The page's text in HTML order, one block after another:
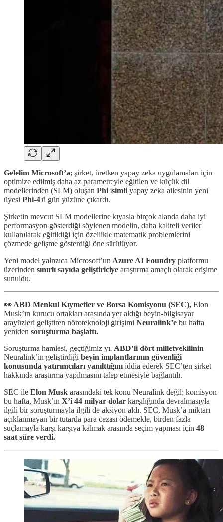
Gelelim Microsoft’a; şirket, üretken yapay zeka uygulamaları için
optimize edilmiş daha az parametreyle eğitilen ve küçük dil
modellerinden (SLM) oluşan Phi isimli yapay zeka ailesinin yeni
üyesi Phi-4'ü gün yüzüne çıkardı.
Şirketin mevcut SLM modellerine kıyasla birçok alanda daha iyi
performasyon gösterdiği söylenen modelin, daha kaliteli veriler
kullanılarak eğitildiği için özellikle matematik problemlerini
çözmede gelişme gösterdiği öne sürülüyor.
Yeni model yalnzıca Microsoft’un Azure AI Foundry platformu
üzerinden sınırlı sayıda geliştiriciye araştırma amaçlı olarak erişime
sunuldu.
👀 ABD Menkul Kıymetler ve Borsa Komisyonu (SEC), Elon
Musk’ın kurucu ortakları arasında yer aldığı beyin-bilgisayar
arayüzleri geliştiren nöroteknoloji girişimi Neuralink’e bu hafta
yeniden soruşturma başlattı.
Soruşturma hamlesi, geçtiğimiz yıl ABD’li dört milletvekilinin
Neuralink’in geliştirdiği beyin implantlarının güvenliği
konusunda yatırımcıları yanılttığını iddia ederek SEC’ten şirket
hakkında araştırma yapılmasını talep etmesiyle bağlantılı.
SEC ile Elon Musk arasındaki tek konu Neuralink değil; komisyon
bu hafta, Musk’ın X’i 44 milyar dolar karşılığında devralmasıyla
ilgili bir soruşturmayla ilgili de aksiyon aldı. SEC, Musk’a miktarı
açıklanmayan bir tutarda para cezası ödemekle, birden fazla
suçlamayla karşı karşıya kalmak arasında seçim yapması için 48
saat süre verdi.